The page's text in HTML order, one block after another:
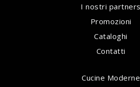
I nostri partners
Promozioni
Cataloghi
Contatti
Cucine Moderne